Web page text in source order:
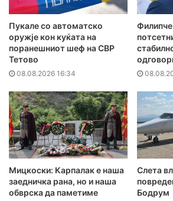
Пукале со автоматско
оружје кон куќата на
поранешниот шеф на СВР
Тетово
08.08.2026 16:34
Мицкоски: Карпалак е наша
заедничка рана, но и наша
обврска да паметиме
Слета
Бодрум